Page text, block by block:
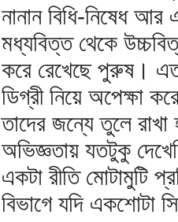
নানান বিধি-নিষেধ
মধ্যবিত্ত থেকে
করে রেখেছে পুরুষ।
ডিগ্রী নিয়ে অপেক্ষা
তাদের জন্যে তুলে
অভিজ্ঞতায় যতটুকু
একটা রীতি মোটামুটি
বিভাগে যদি একশোটা